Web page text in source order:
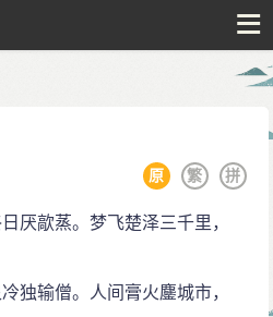
拼
繁
原
厌歊蒸。梦飞楚泽三千里，
独输僧。人间膏火鏖城市，